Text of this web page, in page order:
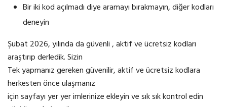
Bir iki kod açılmadı diye aramayı bırakmayın, diğer kodları
deneyin
Şubat 2026, yılında da güvenli , aktif ve ücretsiz kodları
araştırıp derledik. Sizin
Tek yapmanız gereken güvenilir, aktif ve ücretsiz kodlara
herkesten önce ulaşmanız
için sayfayı yer yer imlerinize ekleyin ve sık sık kontrol edin